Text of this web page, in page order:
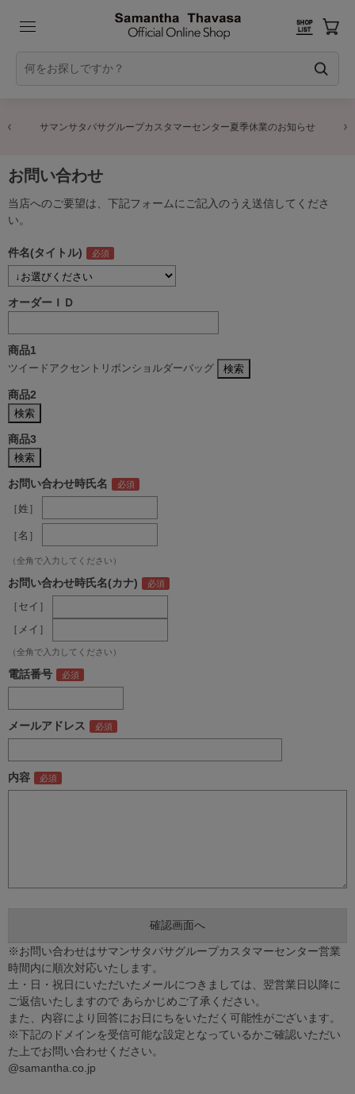
サマンサタバサグループカスタマーセンター夏季休業のお知らせ
お問い合わせ
当店へのご要望は、下記フォームにご記入のうえ送信してくださ
い。
件名(タイトル)
オーダーＩＤ
商品1
ツイードアクセントリボンショルダーバッグ
商品2
商品3
お問い合わせ時氏名
［姓］
［名］
（全角で入力してください）
お問い合わせ時氏名(カナ)
［セイ］
［メイ］
（全角で入力してください）
電話番号
メールアドレス
内容
※お問い合わせはサマンサタバサグループカスタマーセンター営業
時間内に順次対応いたします。
土・日・祝日にいただいたメールにつきましては、翌営業日以降に
ご返信いたしますので あらかじめご了承ください。
また、内容により回答にお日にちをいただく可能性がございます。
※下記のドメインを受信可能な設定となっているかご確認いただい
た上でお問い合わせください。
@samantha.co.jp